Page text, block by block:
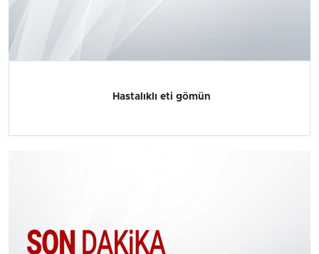
Hastalıklı eti gömün